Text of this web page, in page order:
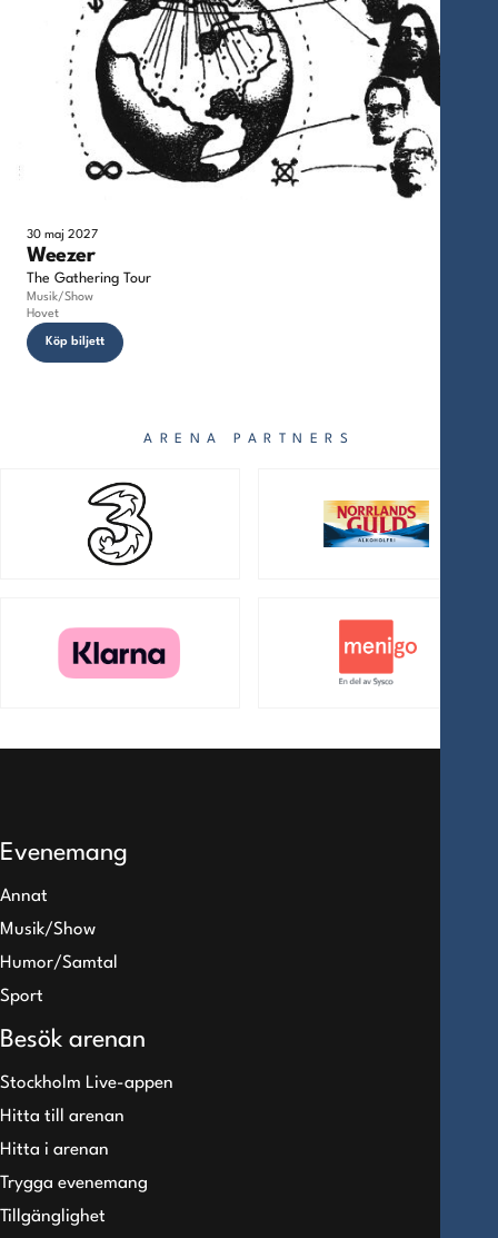
30 maj 2027
Weezer
The Gathering Tour
Musik/Show
Hovet
Köp biljett
ARENA PARTNERS
ARENA PARTNERS
Evenemang
Annat
Musik/Show
Humor/Samtal
Sport
Besök arenan
Stockholm Live-appen
Hitta till arenan
Hitta i arenan
Trygga evenemang
Tillgänglighet